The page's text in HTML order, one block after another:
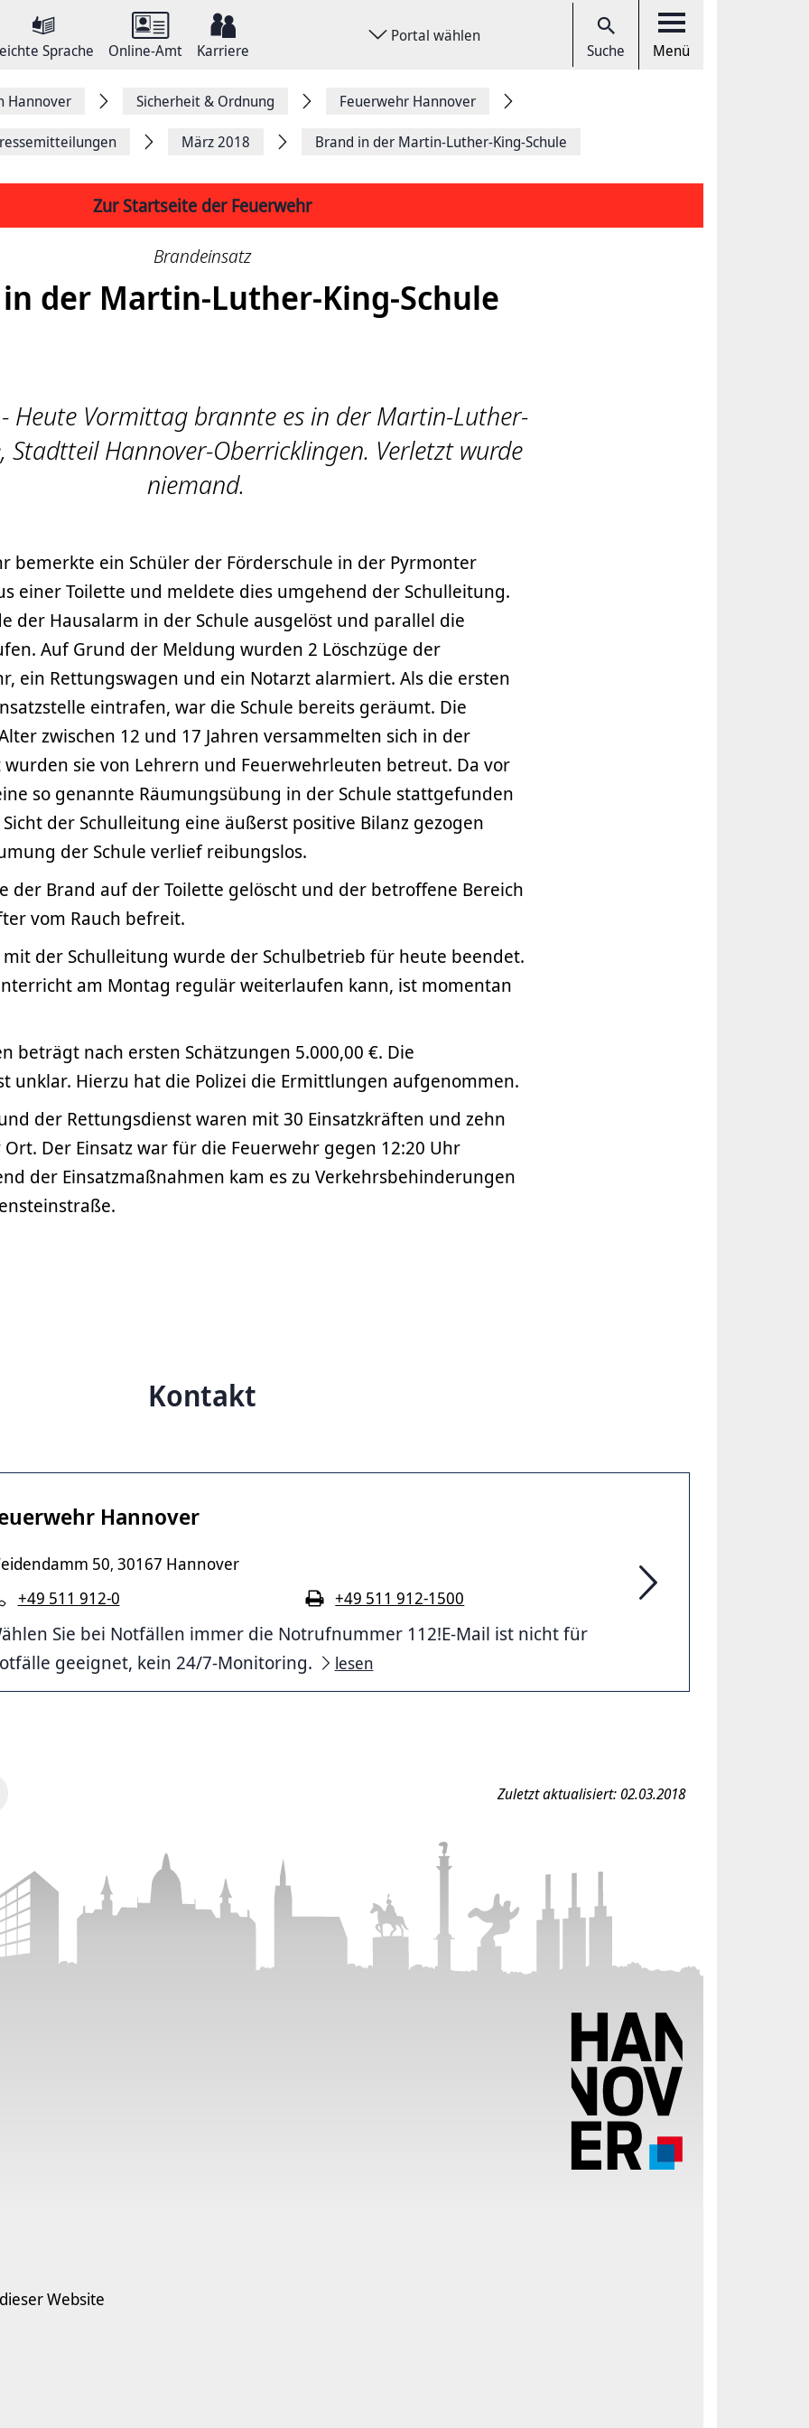
Sprache Online-Amt Karriere
Portal wählen
Suche Menü
Hannover Sicherheit & Ordnung Feuerwehr Hannover
März 2018 Brand in der Martin-Luther-King-Schule
Zur Startseite der Feuerwehr
Brandeinsatz
der Martin-Luther-King-Schule
Heute Vormittag brannte es in der Martin-Luther-
Stadtteil Hannover-Oberricklingen. Verletzt wurde
niemand.
bemerkte ein Schüler der Förderschule in der Pyrmonter
einer Toilette und meldete dies umgehend der Schulleitung.
der Hausalarm in der Schule ausgelöst und parallel die
Auf Grund der Meldung wurden 2 Löschzüge der
ein Rettungswagen und ein Notarzt alarmiert. Als die ersten
eintrafen, war die Schule bereits geräumt. Die
zwischen 12 und 17 Jahren versammelten sich in der
sie von Lehrern und Feuerwehrleuten betreut. Da vor
so genannte Räumungsübung in der Schule stattgefunden
der Schulleitung eine äußerst positive Bilanz gezogen
der Schule verlief reibungslos.
der Brand auf der Toilette gelöscht und der betroffene Bereich
vom Rauch befreit.
der Schulleitung wurde der Schulbetrieb für heute beendet.
am Montag regulär weiterlaufen kann, ist momentan
beträgt nach ersten Schätzungen 5.000,00 €. Die
unklar. Hierzu hat die Polizei die Ermittlungen aufgenommen.
der Rettungsdienst waren mit 30 Einsatzkräften und zehn
Der Einsatz war für die Feuerwehr gegen 12:20 Uhr
der Einsatzmaßnahmen kam es zu Verkehrsbehinderungen
Kontakt
Hannover
50, 30167 Hannover
+49 511 912-0
+49 511 912-1500
Sie bei Notfällen immer die Notrufnummer 112!E-Mail ist nicht für
geeignet, kein 24/7-Monitoring.
lesen
Zuletzt aktualisiert: 02.03.2018
Website